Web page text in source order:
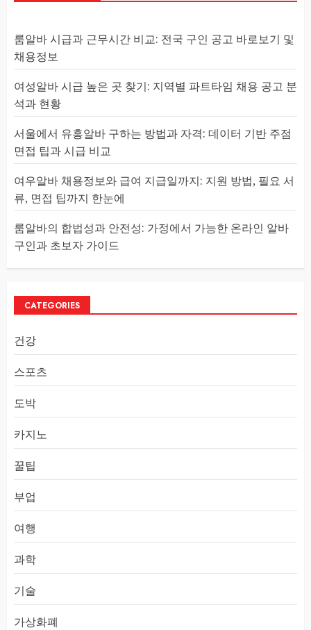
룸알바 시급과 근무시간 비교: 전국 구인 공고 바로보기 및
채용정보
여성알바 시급 높은 곳 찾기: 지역별 파트타임 채용 공고 분
석과 현황
서울에서 유흥알바 구하는 방법과 자격: 데이터 기반 주점
면접 팁과 시급 비교
여우알바 채용정보와 급여 지급일까지: 지원 방법, 필요 서
류, 면접 팁까지 한눈에
룸알바의 합법성과 안전성: 가정에서 가능한 온라인 알바
구인과 초보자 가이드
CATEGORIES
건강
스포츠
도박
카지노
꿀팁
부업
여행
과학
기술
가상화폐